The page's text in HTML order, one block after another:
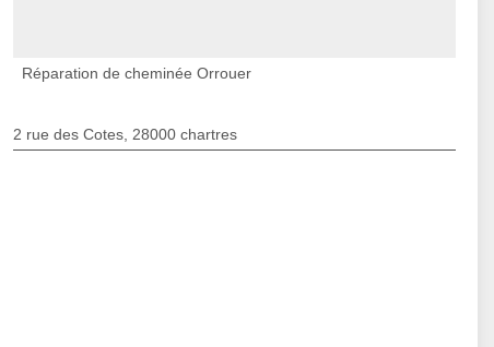
Réparation de cheminée Orrouer
2 rue des Cotes, 28000 chartres